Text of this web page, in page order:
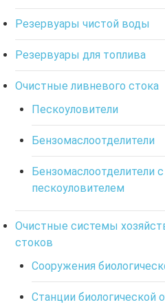
Резервуары чистой воды
Резервуары для топлива
Очистные ливневого стока
Пескоуловители
Бензомаслоотделители
Бензомаслоотделители
пескоуловителем
Очистные системы
стоков
Сооружения
Станции